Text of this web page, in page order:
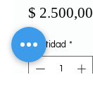
$ 2.500,00
Cantidad *